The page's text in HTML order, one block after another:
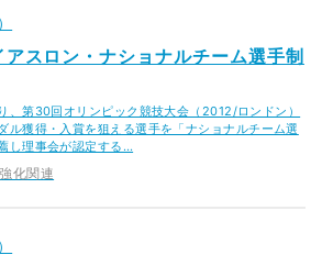
スロン・ナショナルチーム選手制
、第30回オリンピック競技大会（2012/ロンドン）
ル獲得・入賞を狙える選手を「ナショナルチーム選
し理事会が認定する…
強化関連